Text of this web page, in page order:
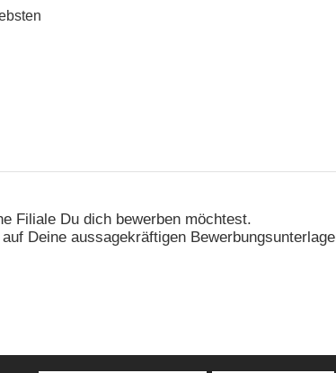
Filiale Du dich bewerben möchtest.
Deine aussagekräftigen